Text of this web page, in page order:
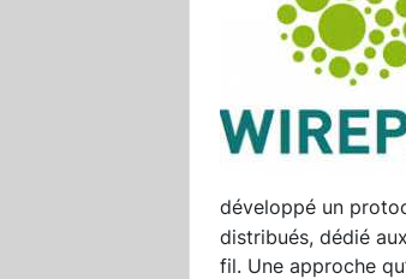
développé un
distribués, dédié
fil. Une approche